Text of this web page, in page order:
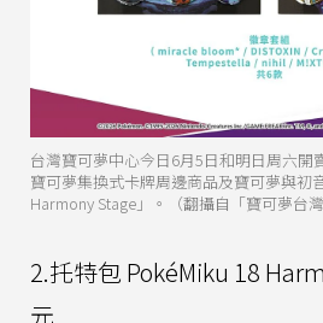
台灣寶可夢中心今日6月5日和明日周六開
寶可夢集換式卡牌周邊商品及寶可夢與初
Harmony Stage」。（翻攝自「寶可夢台
2.托特包 PokéMiku 18
元